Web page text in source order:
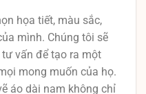
họa tiết, màu sắc,
mình. Chúng tôi sẽ
vấn để tạo ra một
mong muốn của họ.
áo dài nam không chỉ